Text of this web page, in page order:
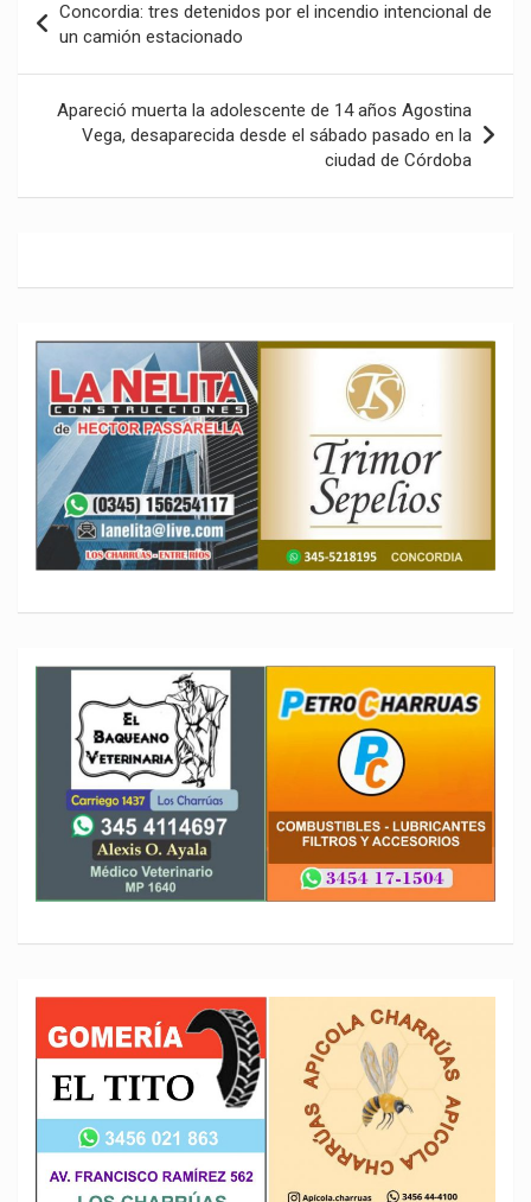
de
entradas
Concordia: tres detenidos por el incendio intencional de
un camión estacionado
Apareció muerta la adolescente de 14 años Agostina
Vega, desaparecida desde el sábado pasado en la
ciudad de Córdoba